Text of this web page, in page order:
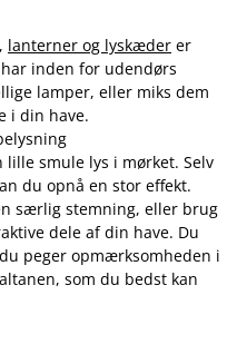
, lanterner og lyskæder er
inden for udendørs
lamper, eller miks dem
i din have.
smule lys i mørket. Selv
du opnå en stor effekt.
særlig stemning, eller brug
dele af din have. Du
peger opmærksomheden i
som du bedst kan